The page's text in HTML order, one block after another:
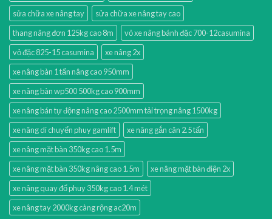
sửa chữa xe nâng tay
sửa chữa xe nâng tay cao
thang nâng đơn 125kg cao 8m
vỏ xe nâng bánh đặc 700-12casumina
vỏ đặc 825-15 casumina
xe nâng 2x
xe nâng bàn 1 tấn nâng cao 950mm
xe nâng bàn wp500 500kg cao 900mm
xe nâng bán tự động nâng cao 2500mm tải trọng nâng 1500kg
xe nâng di chuyển phuy gamlift
xe nâng gắn cân 2.5 tấn
xe nâng mặt bàn 350kg cao 1.5m
xe nâng mặt bàn 350kg nâng cao 1.5m
xe nâng mặt bàn điện 2x
xe nâng quay đổ phuy 350kg cao 1.4 mét
xe nâng tay 2000kg càng rộng ac20m